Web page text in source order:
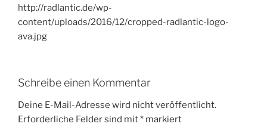
http://radlantic.de/wp-
content/uploads/2016/12/cropped-radlantic-logo-
ava.jpg
Schreibe einen Kommentar
Deine E-Mail-Adresse wird nicht veröffentlicht.
Erforderliche Felder sind mit* markiert